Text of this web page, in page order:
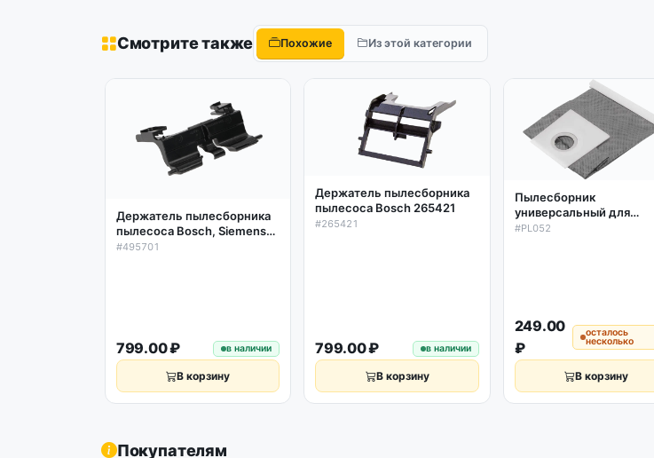
Смотрите также Похожие Из этой категории
Держатель пылесборника
пылесоса Bosch, Siemens
495701
#495701
799.00 ₽ в наличии
В корзину
Держатель пылесборника
пылесоса Bosch 265421
#265421
799.00 ₽ в наличии
В корзину
Пылесборник
универсальный для
пылесоса Bosch 105мм x
#PL052
249.00
₽
осталось
несколько
В корзину
Покупателям